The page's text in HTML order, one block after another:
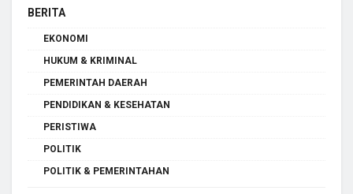
BERITA
EKONOMI
HUKUM & KRIMINAL
PEMERINTAH DAERAH
PENDIDIKAN & KESEHATAN
PERISTIWA
POLITIK
POLITIK & PEMERINTAHAN